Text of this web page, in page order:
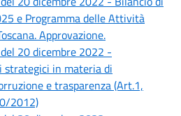
e Programma delle Attività
Approvazione.
20 dicembre 2022 -
strategici in materia di
e trasparenza (Art.1,
2012)